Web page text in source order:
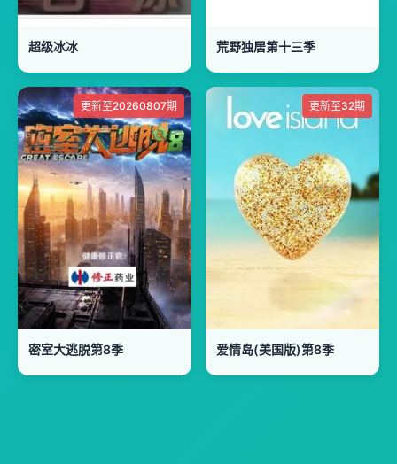
超级冰冰 荒野独居第十三季
更新至20260807期
密室大逃脱第8季
更新至32期
爱情岛(美国版)第8季